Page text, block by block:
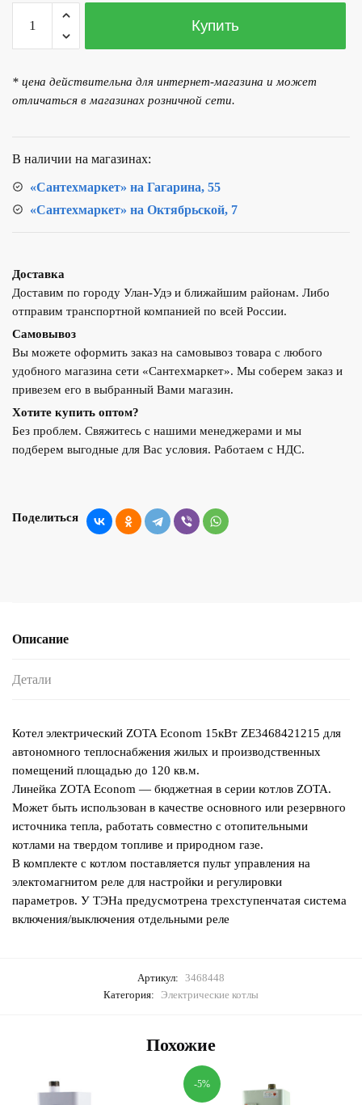
Количество
товара
Котел
ZOTA
Econom
ZE3468421215
Купить
* цена действительна для интернет-магазина и может
отличаться в магазинах розничной сети.
В наличии на магазинах:
«Сантехмаркет» на Гагарина, 55
«Сантехмаркет» на Октябрьской, 7
Доставка
Доставим по городу Улан-Удэ и ближайшим районам. Либо
отправим транспортной компанией по всей России.
Самовывоз
Вы можете оформить заказ на самовывоз товара с любого
удобного магазина сети «Сантехмаркет». Мы соберем заказ и
привезем его в выбранный Вами магазин.
Хотите купить оптом?
Без проблем. Свяжитесь с нашими менеджерами и мы
подберем выгодные для Вас условия. Работаем с НДС.
Поделиться
Описание
Детали
Котел электрический ZOTA Econom 15кВт ZE3468421215 для
автономного теплоснабжения жилых и производственных
помещений площадью до 120 кв.м.
Линейка ZOTA Econom — бюджетная в серии котлов ZOTA.
Может быть использован в качестве основного или резервного
источника тепла, работать совместно с отопительными
котлами на твердом топливе и природном газе.
В комплекте с котлом поставляется пульт управления на
электомагнитом реле для настройки и регулировки
параметров. У ТЭНа предусмотрена трехступенчатая система
включения/выключения отдельными реле
Артикул: 3468448
Категория: Электрические котлы
Похожие
-5%